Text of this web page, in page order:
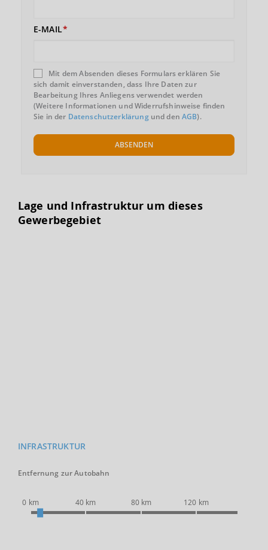
E-MAIL
Mit dem Absenden dieses Formulars erklären Sie
sich damit einverstanden, dass Ihre Daten zur
Bearbeitung Ihres Anliegens verwendet werden
(Weitere Informationen und Widerrufshinweise finden
Sie in der Datenschutzerklärungund denAGB).
ABSENDEN
Lage und Infrastruktur um dieses
Gewerbegebiet
INFRASTRUKTUR
Entfernung zur Autobahn
0 km 40 km 80 km 120 km